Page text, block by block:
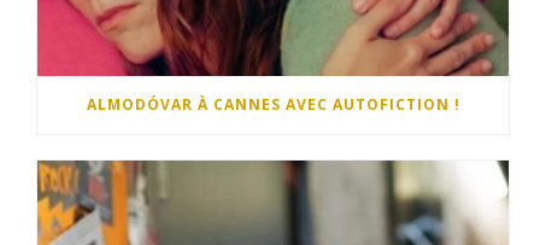
ALMODÓVAR À CANNES AVEC AUTOFICTION !